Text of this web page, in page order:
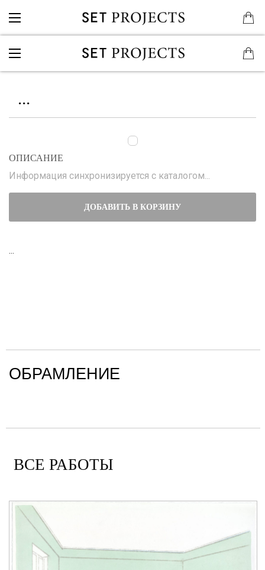
...
ОПИСАНИЕ
Информация синхронизируется с каталогом...
ДОБАВИТЬ В КОРЗИНУ
...
ОБРАМЛЕНИЕ
ВСЕ РАБОТЫ